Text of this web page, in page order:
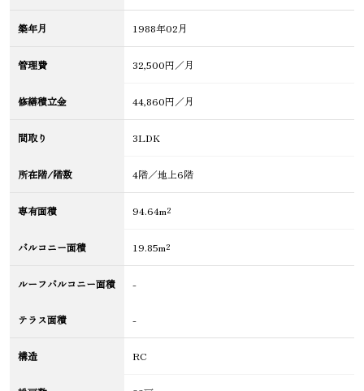
築年月 1988年02月
管理費 32,500円／月
修繕積立金 44,860円／月
間取り 3LDK
所在階/階数 4階／地上6階
専有面積 94.64m²
バルコニー面積 19.85m²
ルーフバルコニー面積 -
テラス面積 -
構造 RC